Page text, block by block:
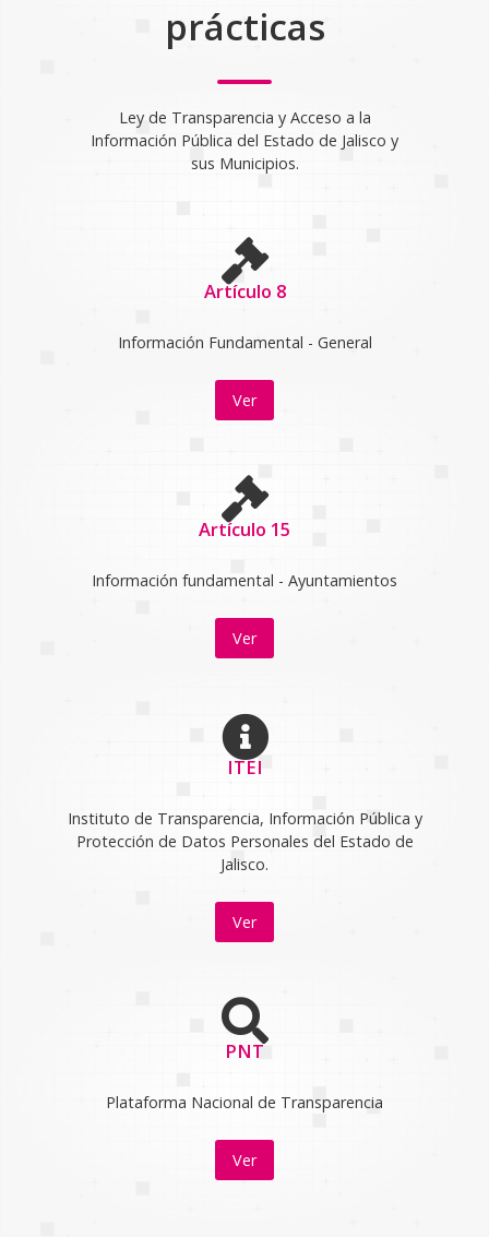
prácticas
Ley de Transparencia y Acceso a la
Información Pública del Estado de Jalisco y
sus Municipios.
Artículo 8
Información Fundamental - General
Ver
Artículo 15
Información fundamental - Ayuntamientos
Ver
ITEI
Instituto de Transparencia, Información Pública y
Protección de Datos Personales del Estado de
Jalisco.
Ver
PNT
Plataforma Nacional de Transparencia
Ver